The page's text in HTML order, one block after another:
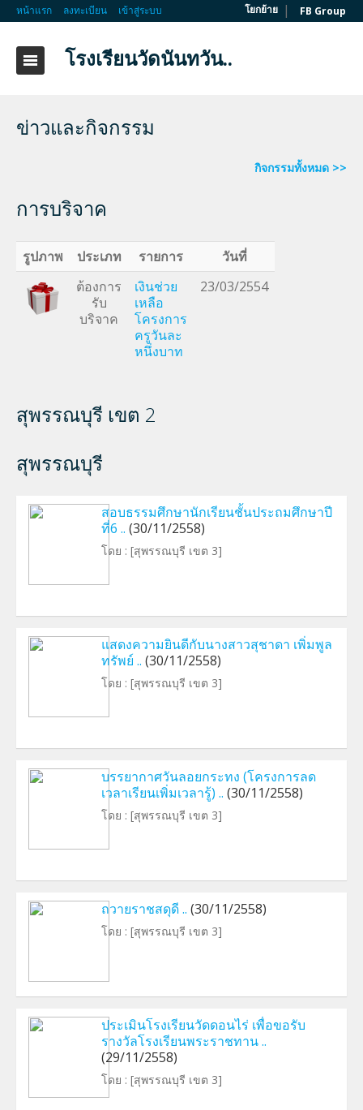
หน้าแรก ลงทะเบียน เข้าสู่ระบบ โยกย้าย | FB Group
โรงเรียนวัดนันทวัน..
ข่าวและกิจกรรม
กิจกรรมทั้งหมด >>
การบริจาค
รูปภาพ ประเภท รายการ
วันที่
ต้องการ
รับ
บริจาค
เงินช่วย
เหลือ
โครงการ
ครูวันละ
หนึ่งบาท
23/03/2554
สุพรรณบุรี เขต 2
สุพรรณบุรี
สอบธรรมศึกษานักเรียนชั้นประถมศึกษาปี
ที่6 .. (30/11/2558)
โดย : [สุพรรณบุรี เขต 3]
แสดงความยินดีกับนางสาวสุชาดา เพิ่มพูล
ทรัพย์ .. (30/11/2558)
โดย : [สุพรรณบุรี เขต 3]
บรรยากาศวันลอยกระทง (โครงการลด
เวลาเรียนเพิ่มเวลารู้) .. (30/11/2558)
โดย : [สุพรรณบุรี เขต 3]
ถวายราชสดุดี .. (30/11/2558)
โดย : [สุพรรณบุรี เขต 3]
ประเมินโรงเรียนวัดดอนไร่ เพื่อขอรับ
รางวัลโรงเรียนพระราชทาน ..
(29/11/2558)
โดย : [สุพรรณบุรี เขต 3]